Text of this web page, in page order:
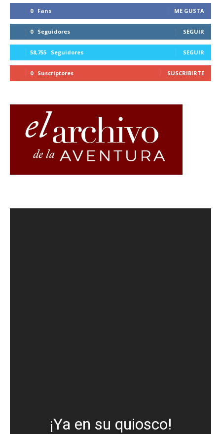
0 Fans ME GUSTA
0 Seguidores SEGUIR
58,755 Seguidores SEGUIR
0 Suscriptores SUSCRIBIRTE
¡Ya en su quiosco!